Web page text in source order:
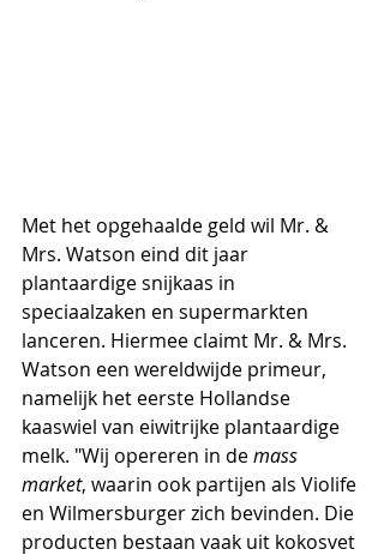
Met het opgehaalde geld wil Mr. &
Mrs. Watson eind dit jaar
plantaardige snijkaas in
speciaalzaken en supermarkten
lanceren. Hiermee claimt Mr. & Mrs.
Watson een wereldwijde primeur,
namelijk het eerste Hollandse
kaaswiel van eiwitrijke plantaardige
melk. "Wij opereren in de mass
market, waarin ook partijen als Violife
en Wilmersburger zich bevinden. Die
producten bestaan vaak uit kokosvet